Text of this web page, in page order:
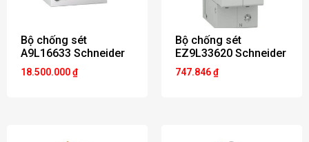
Bộ chống sét
A9L16633 Schneider
18.500.000₫
Bộ chống sét
EZ9L33620 Schneider
747.846₫